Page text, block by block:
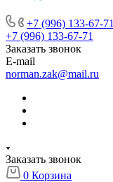
+7 (996) 133-67-71
+7 (996) 133-67-71
Заказать звонок
E-mail
norman.zak@mail.ru
Заказать звонок
0 Корзина